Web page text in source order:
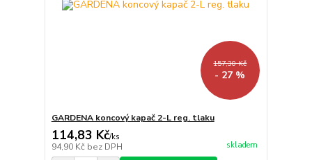
157,30 Kč
- 27 %
GARDENA koncový kapač 2-L reg. tlaku
114,83 Kč/ks
94,90 Kč bez DPH skladem